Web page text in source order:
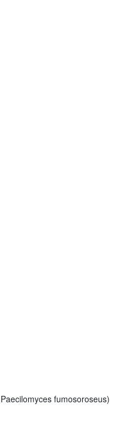
fumosoroseus)